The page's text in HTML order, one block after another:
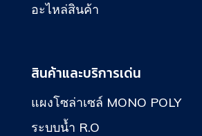
อะไหล่สินค้า
สินค้าและบริการเด่น
แผงโซล่าเซล์ MONO POLY
ระบบน้ำ R.O